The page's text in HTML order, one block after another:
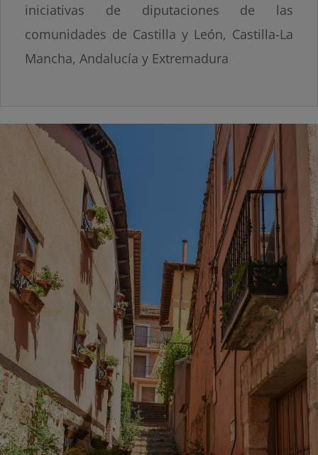
iniciativas de diputaciones de las
comunidades de Castilla y León, Castilla-La
Mancha, Andalucía y Extremadura